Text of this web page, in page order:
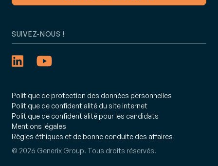
Politique de protection des données personnelles
Politique de confidentialité du site internet
Politique de confidentialité pour les candidats
Mentions légales
Règles éthiques et de bonne conduite des affaires
© 2026 Generix Group. Tous droits réservés.
SUIVEZ-NOUS !